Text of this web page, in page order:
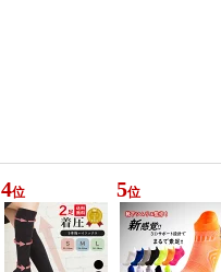
4位 5位